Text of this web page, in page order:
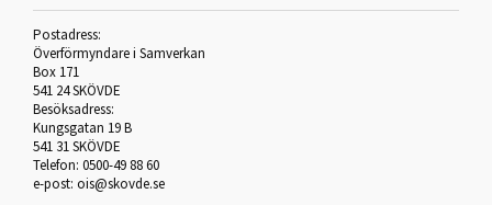
Postadress:
Överförmyndare i Samverkan
Box 171
541 24 SKÖVDE
Besöksadress:
Kungsgatan 19 B
541 31 SKÖVDE
Telefon: 0500-49 88 60
e-post: ois@skovde.se